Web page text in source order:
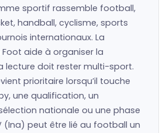
sportif rassemble football,
handball, cyclisme, sports
internationaux. La
aide à organiser la
lecture doit rester multi-sport.
prioritaire lorsqu’il touche
une qualification, un
nationale ou une phase
(Ina) peut être lié au football un